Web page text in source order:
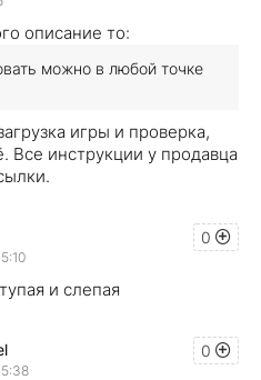
описание то:
можно в любой точке
игры и проверка,
Все инструкции у продавца
0
и слепая
0